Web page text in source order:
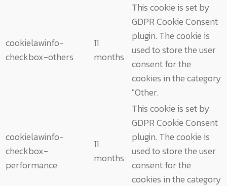
cookielawinfo-
checkbox-others
11
months
This cookie is set by
GDPR Cookie Consent
plugin. The cookie is
used to store the user
consent for the
cookies in the category
"Other.
cookielawinfo-
checkbox-
performance
11
months
This cookie is set by
GDPR Cookie Consent
plugin. The cookie is
used to store the user
consent for the
cookies in the category